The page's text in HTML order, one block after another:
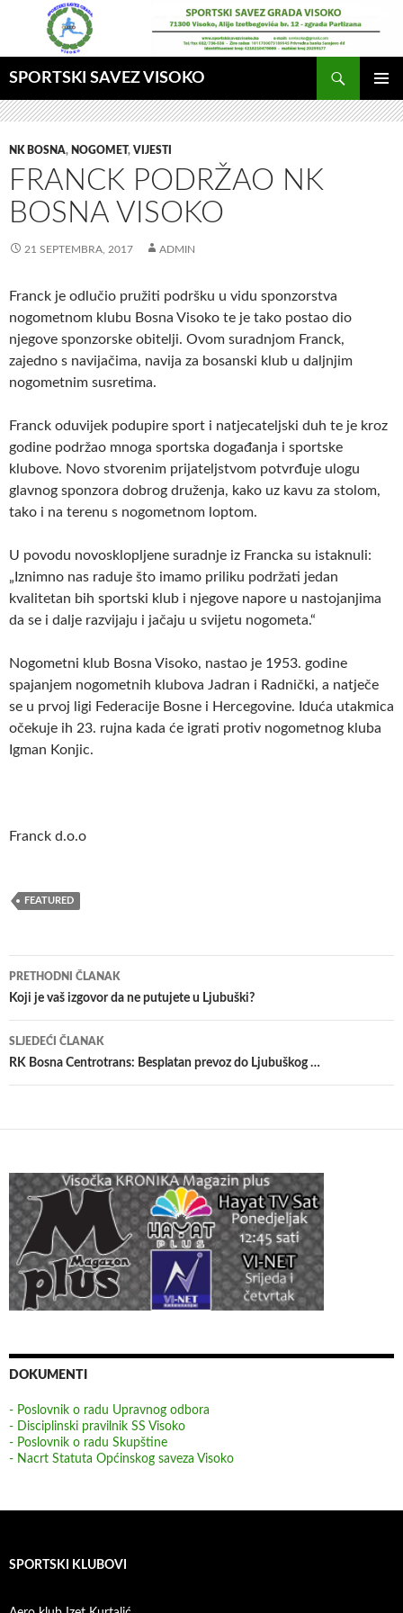
SPORTSKI SAVEZ VISOKO
GLAVNI
MENI
NK BOSNA, NOGOMET, VIJESTI
FRANCK PODRŽAO NK
BOSNA VISOKO
21 SEPTEMBRA, 2017 ADMIN
Franck je odlučio pružiti podršku u vidu sponzorstva
nogometnom klubu Bosna Visoko te je tako postao dio
njegove sponzorske obitelji. Ovom suradnjom Franck,
zajedno s navijačima, navija za bosanski klub u daljnjim
nogometnim susretima.
Franck oduvijek podupire sport i natjecateljski duh te je kroz
godine podržao mnoga sportska događanja i sportske
klubove. Novo stvorenim prijateljstvom potvrđuje ulogu
glavnog sponzora dobrog druženja, kako uz kavu za stolom,
tako i na terenu s nogometnom loptom.
U povodu novosklopljene suradnje iz Francka su istaknuli:
„Iznimno nas raduje što imamo priliku podržati jedan
kvalitetan bih sportski klub i njegove napore u nastojanjima
da se i dalje razvijaju i jačaju u svijetu nogometa.“
Nogometni klub Bosna Visoko, nastao je 1953. godine
spajanjem nogometnih klubova Jadran i Radnički, a natječe
se u prvoj ligi Federacije Bosne i Hercegovine. Iduća utakmica
očekuje ih 23. rujna kada će igrati protiv nogometnog kluba
Igman Konjic.
Franck d.o.o
FEATURED
Navigacija
članaka
PRETHODNI ČLANAK
Koji je vaš izgovor da ne putujete u Ljubuški?
SLJEDEĆI ČLANAK
RK Bosna Centrotrans: Besplatan prevoz do Ljubuškog …
DOKUMENTI
- Poslovnik o radu Upravnog odbora
- Disciplinski pravilnik SS Visoko
- Poslovnik o radu Skupštine
- Nacrt Statuta Općinskog saveza Visoko
SPORTSKI KLUBOVI